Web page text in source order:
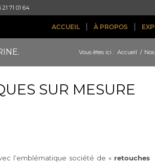
71 01 64
ACCUEIL À PROPOS
Vous êtes ici : Accueil /
SUR MESURE
l’emblématique société de « retouches